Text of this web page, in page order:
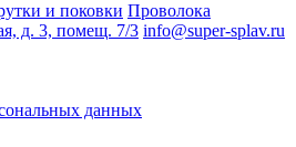
и поковки Проволока
д. 3, помещ. 7/3 info@super-splav.ru
данных